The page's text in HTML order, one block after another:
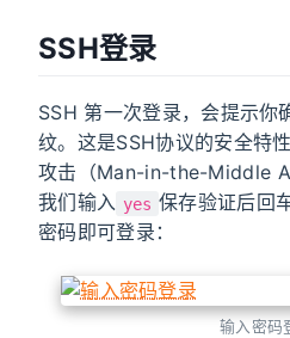
SSH登录
SSH 第一次登录，会提示你
纹。这是SSH协议的安全特
攻击（Man-in-the-Middle
我们输入 yes 保存验证后回
密码即可登录：
输入密码